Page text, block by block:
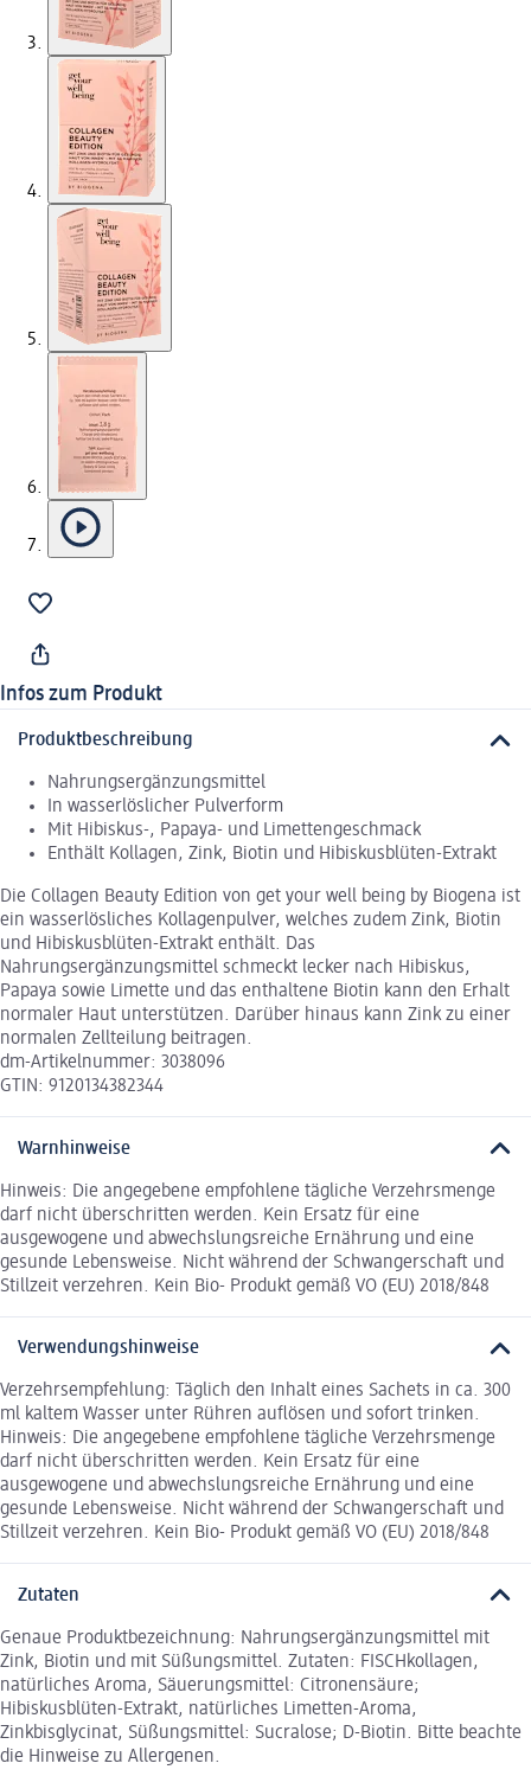
Infos zum Produkt
Produktbeschreibung
Nahrungsergänzungsmittel
In wasserlöslicher Pulverform
Mit Hibiskus-, Papaya- und Limettengeschmack
Enthält Kollagen, Zink, Biotin und Hibiskusblüten-Extrakt
Die Collagen Beauty Edition von get your well being by Biogena ist
ein wasserlösliches Kollagenpulver, welches zudem Zink, Biotin
und Hibiskusblüten-Extrakt enthält. Das
Nahrungsergänzungsmittel schmeckt lecker nach Hibiskus,
Papaya sowie Limette und das enthaltene Biotin kann den Erhalt
normaler Haut unterstützen. Darüber hinaus kann Zink zu einer
normalen Zellteilung beitragen.
dm-Artikelnummer: 3038096
GTIN: 9120134382344
Warnhinweise
Hinweis: Die angegebene empfohlene tägliche Verzehrsmenge
darf nicht überschritten werden. Kein Ersatz für eine
ausgewogene und abwechslungsreiche Ernährung und eine
gesunde Lebensweise. Nicht während der Schwangerschaft und
Stillzeit verzehren. Kein Bio- Produkt gemäß VO (EU) 2018/848
Verwendungshinweise
Verzehrsempfehlung: Täglich den Inhalt eines Sachets in ca. 300
ml kaltem Wasser unter Rühren auflösen und sofort trinken.
Hinweis: Die angegebene empfohlene tägliche Verzehrsmenge
darf nicht überschritten werden. Kein Ersatz für eine
ausgewogene und abwechslungsreiche Ernährung und eine
gesunde Lebensweise. Nicht während der Schwangerschaft und
Stillzeit verzehren. Kein Bio- Produkt gemäß VO (EU) 2018/848
Zutaten
Genaue Produktbezeichnung: Nahrungsergänzungsmittel mit
Zink, Biotin und mit Süßungsmittel. Zutaten: FISCHkollagen,
natürliches Aroma, Säuerungsmittel: Citronensäure;
Hibiskusblüten-Extrakt, natürliches Limetten-Aroma,
Zinkbisglycinat, Süßungsmittel: Sucralose; D-Biotin. Bitte beachte
die Hinweise zu Allergenen.